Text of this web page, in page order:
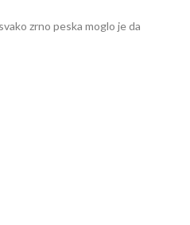
zrno peska moglo je da